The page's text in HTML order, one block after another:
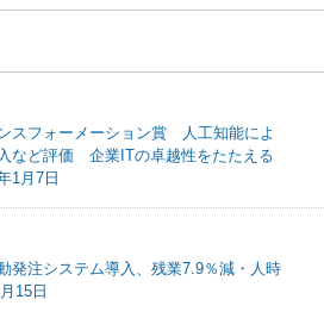
スフォーメーション賞 人工知能によ
など評価 企業ITの卓越性をたたえる
1月7日
発注システム導入、残業7.9％減・人時
15日